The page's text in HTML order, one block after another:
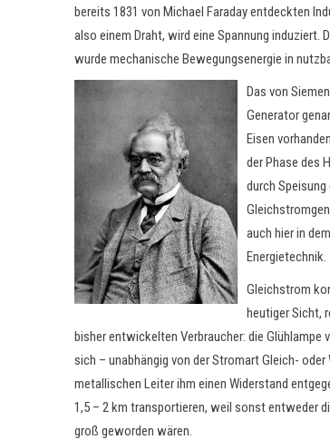
bereits 1831 von Michael Faraday entdeckten
also einem Draht, wird eine Spannung induziert.
wurde mechanische Bewegungsenergie in
Das von
Generator
Eisen
der Phase des
durch
auch hier in
Energietechnik.
Gleichstrom
heutiger Sicht,
bisher entwickelten Verbraucher: die Glühlampe
sich – unabhängig von der Stromart Gleich-
metallischen Leiter ihm einen Widerstand
1,5 – 2 km transportieren, weil sonst entweder
groß geworden wären.